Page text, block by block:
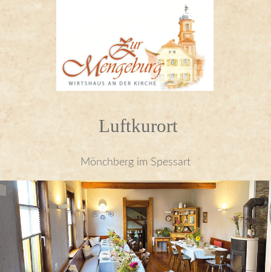
Luftkurort
Mönchberg im Spessart